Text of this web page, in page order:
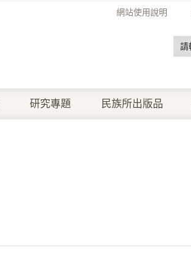
網站使用說明
研究專題 民族所出版品